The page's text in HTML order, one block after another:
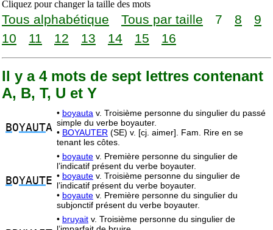
Cliquez pour changer la taille des mots
Tous alphabétique Tous par taille 7 8
9
10
11 12 13 14 15 16
Il y a 4 mots de sept lettres contenant
A, B, T, U et Y
BOYAUTA
• boyauta v. Troisième personne du singulier du passé
simple du verbe boyauter.
• BOYAUTER (SE) v. [cj. aimer]. Fam. Rire en se
tenant les côtes.
BOYAUTE
• boyaute v. Première personne du singulier de
l’indicatif présent du verbe boyauter.
• boyaute v. Troisième personne du singulier de
l’indicatif présent du verbe boyauter.
• boyaute v. Première personne du singulier du
subjonctif présent du verbe boyauter.
• bruyait v. Troisième personne du singulier de